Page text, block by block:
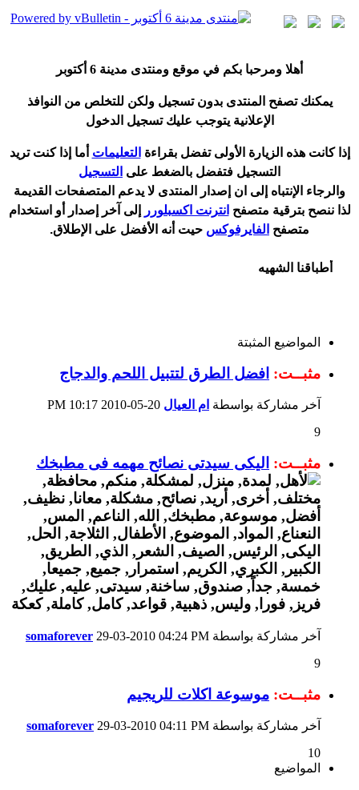
هلا ومرحبا بكم في موقع ومنتدى مدينة 6 أكتوبر
يمكنك تصفح المنتدى بدون تسجيل ولكن للتخلص من النوافذ
الإعلانية يتوجب عليك تسجيل الدخول
إذا كانت هذه الزيارة الأولى تفضل بقراءة التعليمات ما إذا كنت تريد
التسجيل فتفضل بالضغط على التسجيل
والرجاء الإنتباه إلى ان إصدار المنتدى لا يدعم المتصفحات القديمة
لذا ننصح بترقية متصفح انترنت اكسبلورر إلى آخر إصدار أو استخدام
متصفح الفايرفوكس حيت نه الأفضل على الإطلاق.
أطباقنا الشهيه
المواضيع المثبتة
مثبــت: افضل الطرق لتتبيل اللحم والدجاج
آخر مشاركة بواسطة ام العيال
10:17 PM
9
مثبــت: اليكى سيدتى نصائح مهمه فى مطبخك
آخر مشاركة بواسطة somaforever 29-03-2010 04:24 PM
9
مثبــت: موسوعة اكلات للريجيم
آخر مشاركة بواسطة somaforever 29-03-2010 04:11 PM
10
المواضيع